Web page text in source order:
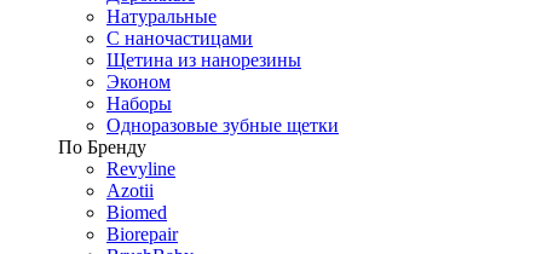
Натуральные
С наночастицами
Щетина из нанорезины
Эконом
Наборы
Одноразовые зубные щетки
По Бренду
Revyline
Azotii
Biomed
Biorepair